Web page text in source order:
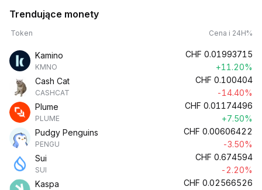
Trendujące monety
Token Cena i 24H%
Kamino
KMNO
CHF 0.01993715
+11.20%
Cash Cat
CASHCAT
CHF 0.100404
-14.40%
Plume
PLUME
CHF 0.01174496
+7.50%
Pudgy Penguins
PENGU
CHF 0.00606422
-3.50%
Sui
SUI
CHF 0.674594
-2.20%
Kaspa
CHF 0.02566526